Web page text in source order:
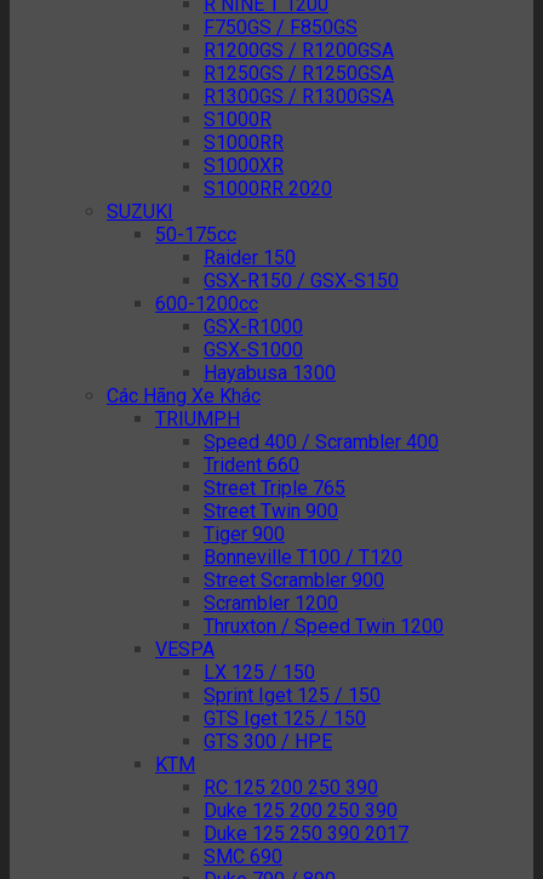
F750GS / F850GS
R1200GS / R1200GSA
R1250GS / R1250GSA
R1300GS / R1300GSA
S1000R
S1000RR
S1000XR
S1000RR 2020
SUZUKI
50-175cc
Raider 150
GSX-R150 / GSX-S150
600-1200cc
GSX-R1000
GSX-S1000
Hayabusa 1300
Các Hãng Xe Khác
TRIUMPH
Speed 400 / Scrambler 400
Trident 660
Street Triple 765
Street Twin 900
Tiger 900
Bonneville T100 / T120
Street Scrambler 900
Scrambler 1200
Thruxton / Speed Twin 1200
VESPA
LX 125 / 150
Sprint Iget 125 / 150
GTS Iget 125 / 150
GTS 300 / HPE
KTM
RC 125 200 250 390
Duke 125 200 250 390
Duke 125 250 390 2017
SMC 690